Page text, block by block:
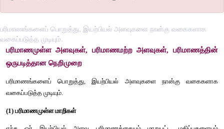
பரிமாணங்களைப் பொறுத்து, இயற்பியல் அளவுகளை நான்கு வகைகளாக
வகைப்படுத்த முடியும்.